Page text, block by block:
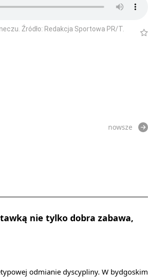
Źródło: Redakcja Sportowa PR/T.
nowsze
nie tylko dobra zabawa,
odmianie dyscypliny. W bydgoskim